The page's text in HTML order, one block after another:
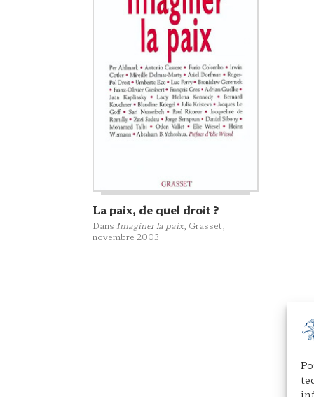
La paix, de quel droit ?
Dans Imaginer la paix, Grasset,
novembre 2003